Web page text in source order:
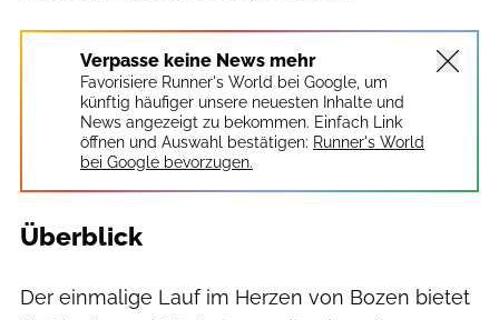
Verpasse keine News mehr
Favorisiere Runner's World bei Google, um
künftig häufiger unsere neuesten Inhalte und
News angezeigt zu bekommen. Einfach Link
öffnen und Auswahl bestätigen: Runner's World
bei Google bevorzugen.
Überblick
Der einmalige Lauf im Herzen von Bozen bietet